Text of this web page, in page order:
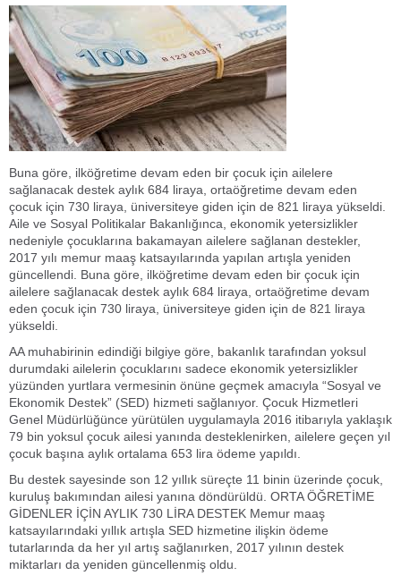
Buna göre, ilköğretime devam eden bir çocuk için ailelere
sağlanacak destek aylık 684 liraya, ortaöğretime devam eden
çocuk için 730 liraya, üniversiteye giden için de 821 liraya yükseldi.
Aile ve Sosyal Politikalar Bakanlığınca, ekonomik yetersizlikler
nedeniyle çocuklarına bakamayan ailelere sağlanan destekler,
2017 yılı memur maaş katsayılarında yapılan artışla yeniden
güncellendi. Buna göre, ilköğretime devam eden bir çocuk için
ailelere sağlanacak destek aylık 684 liraya, ortaöğretime devam
eden çocuk için 730 liraya, üniversiteye giden için de 821 liraya
yükseldi.
AA muhabirinin edindiği bilgiye göre, bakanlık tarafından yoksul
durumdaki ailelerin çocuklarını sadece ekonomik yetersizlikler
yüzünden yurtlara vermesinin önüne geçmek amacıyla “Sosyal ve
Ekonomik Destek” (SED) hizmeti sağlanıyor. Çocuk Hizmetleri
Genel Müdürlüğünce yürütülen uygulamayla 2016 itibarıyla yaklaşık
79 bin yoksul çocuk ailesi yanında desteklenirken, ailelere geçen yıl
çocuk başına aylık ortalama 653 lira ödeme yapıldı.
Bu destek sayesinde son 12 yıllık süreçte 11 binin üzerinde çocuk,
kuruluş bakımından ailesi yanına döndürüldü. ORTA ÖĞRETİME
GİDENLER İÇİN AYLIK 730 LİRA DESTEK Memur maaş
katsayılarındaki yıllık artışla SED hizmetine ilişkin ödeme
tutarlarında da her yıl artış sağlanırken, 2017 yılının destek
miktarları da yeniden güncellenmiş oldu.